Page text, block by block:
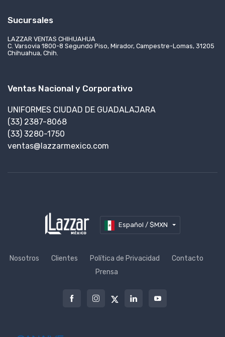
Sucursales
LAZZAR VENTAS CHIHUAHUA
C. Varsovia 1800-8 Segundo Piso, Mirador, Campestre-Lomas, 31205
Chihuahua, Chih.
Ventas Nacional y Corporativo
UNIFORMES CIUDAD DE GUADALAJARA
(33) 2387-8068
(33) 3280-1750
ventas@lazzarmexico.com
Español / $MXN
Nosotros Clientes Política de Privacidad
Contacto
Prensa